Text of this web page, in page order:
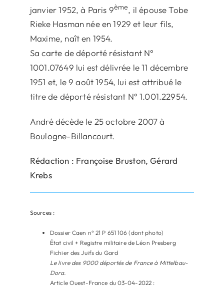
janvier 1952, à Paris 9ème, il épouse Tobe
Rieke Hasman née en 1929 et leur fils,
Maxime, naît en 1954.
Sa carte de déporté résistant N°
1001.07649 lui est délivrée le 11 décembre
1951 et, le 9 août 1954, lui est attribué le
titre de déporté résistant N° 1.001.22954.
André décède le 25 octobre 2007 à
Boulogne-Billancourt.
Rédaction : Françoise Bruston, Gérard
Krebs
Sources :
Dossier Caen n° 21 P 651 106 (dont photo)
État civil + Registre militaire de Léon Presberg
Fichier des Juifs du Gard
Le livre des 9000 déportés de France à Mittelbau-
Dora.
Article Ouest-France du 03-04-2022 :